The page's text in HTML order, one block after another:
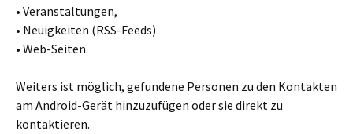
• Veranstaltungen,
• Neuigkeiten (RSS-Feeds)
• Web-Seiten.
Weiters ist möglich, gefundene Personen zu den Kontakten
am Android-Gerät hinzuzufügen oder sie direkt zu
kontaktieren.